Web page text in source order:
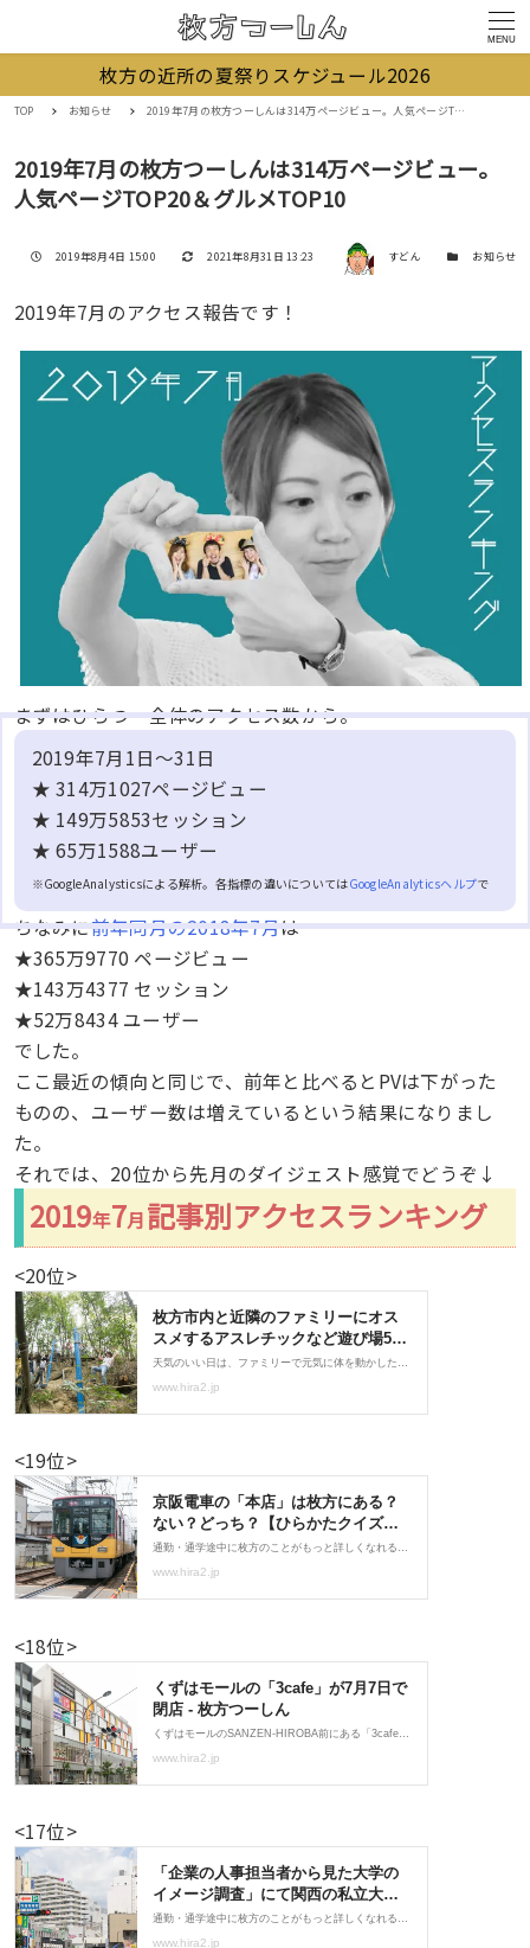
MENU
枚方の近所の夏祭りスケジュール2026
TOP お知らせ 2019年7月の枚方つーしんは314万ページビュー。人気ページTOP20＆グルメTOP10
2019年7月の枚方つーしんは314万ページビュー。
人気ページTOP20＆グルメTOP10
投稿日
2019年8月4日 15:00 更新日
2021年8月31日 13:23 著者 すどん カテゴリー
お知らせ
2019年7月のアクセス報告です！
まずはひらつー全体のアクセス数から。
2019年7月1日～31日
★ 314万1027ページビュー
★ 149万5853セッション
★ 65万1588ユーザー
※GoogleAnalysticsによる解析。各指標の違いについてはGoogleAnalyticsヘルプで
ちなみに前年同月の2018年7月は
★365万9770 ページビュー
★143万4377 セッション
★52万8434 ユーザー
でした。
ここ最近の傾向と同じで、前年と比べるとPVは下がった
ものの、ユーザー数は増えているという結果になりまし
た。
それでは、20位から先月のダイジェスト感覚でどうぞ↓
2019年7月記事別アクセスランキング
<20位>
<19位>
<18位>
<17位>